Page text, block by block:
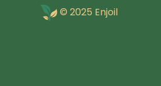
© 2025 Enjoil